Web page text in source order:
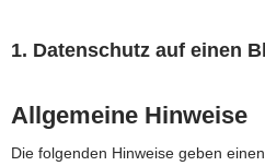
1. Datenschutz auf einen
Allgemeine Hinweise
Die folgenden Hinweise geben